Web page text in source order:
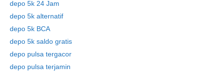
depo 5k 24 Jam
depo 5k alternatif
depo 5k BCA
depo 5k saldo gratis
depo pulsa tergacor
depo pulsa terjamin